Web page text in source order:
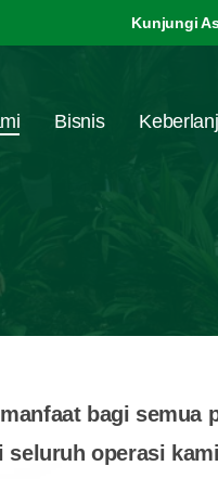
Kunjungi
Bisnis
bagi
seluruh operasi